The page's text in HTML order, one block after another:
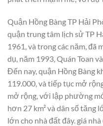
Quận Hồng Bàng TP Hải
quận trung tâm lịch sử TP
1961, và trong các năm, đã
dụ, năm 1993, Quán Toan
Đến nay, quận Hồng Bàng
119.000, và tiếp tục mở
mở rộng, với lập phường
hơn 27 km² và dân số tăng
lớn cho nhà đất đây. giá